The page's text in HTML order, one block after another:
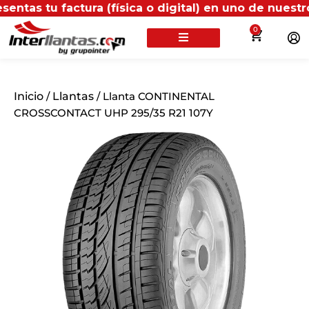
factura (física o digital) en uno de nuestros
0
Inicio / Llantas / Llanta CONTINENTAL
CROSSCONTACT UHP 295/35 R21 107Y